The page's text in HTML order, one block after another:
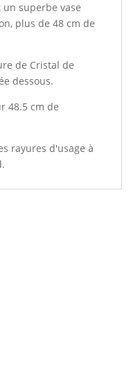
un superbe vase
plus de 48 cm de
de Cristal de
dessous.
48.5 cm de
rayures d'usage à